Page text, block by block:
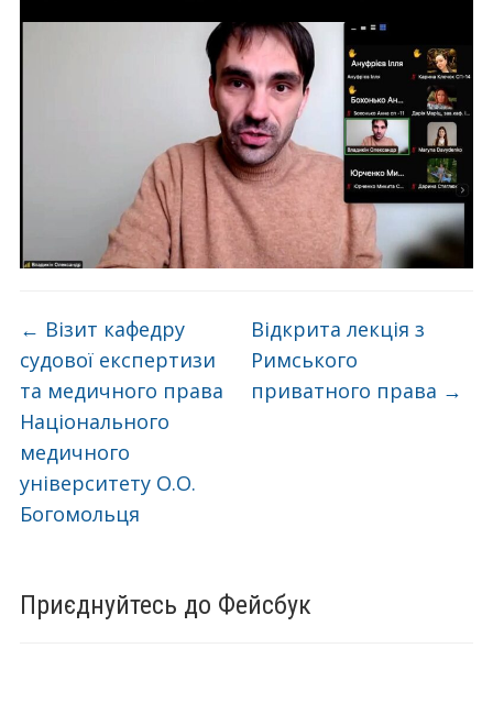
Приєднуйтесь до Фейсбук
← Візит кафедру
судової експертизи
та медичного права
Національного
медичного
університету О.О.
Богомольця
Відкрита лекція з
Римського
приватного права →